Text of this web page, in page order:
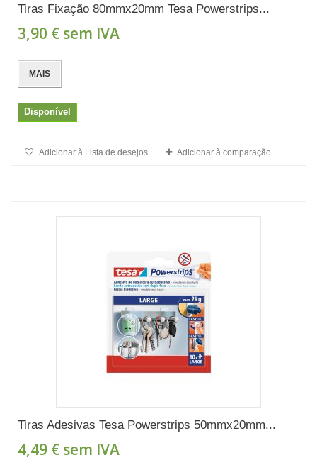
Tiras Fixação 80mmx20mm Tesa Powerstrips...
3,90 € sem IVA
MAIS
Disponível
Adicionar à Lista de desejos Adicionar à comparação
Tiras Adesivas Tesa Powerstrips 50mmx20mm...
4,49 € sem IVA